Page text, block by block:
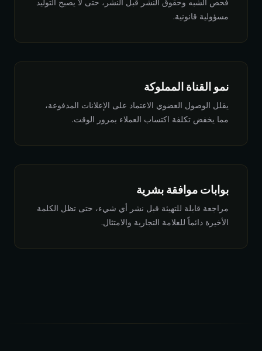
فحص الشبه وحقوق النشر قبل النشر، حتى لا يصبح التوليد
مسؤولية قانونية.
نمو القناة المملوكة
يقلل الوصول العضوي الاعتماد على الإعلانات المدفوعة،
مما يخفض تكلفة اكتساب العملاء بمرور الوقت.
بوابات موافقة بشرية
مراجعة قابلة للتهيئة قبل نشر أي شيء، حتى تظل الكلمة
الأخيرة دائماً للعلامة التجارية والامتثال.